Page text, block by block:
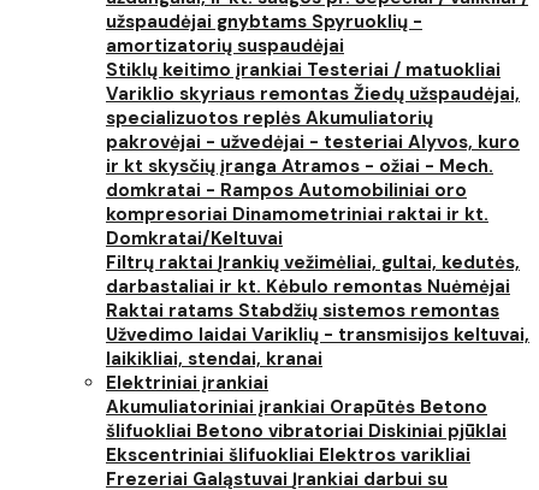
užspaudėjai gnybtams Spyruoklių -
amortizatorių suspaudėjai
Stiklų keitimo įrankiai Testeriai / matuokliai
Variklio skyriaus remontas Žiedų užspaudėjai,
specializuotos replės Akumuliatorių
pakrovėjai - užvedėjai - testeriai Alyvos, kuro
ir kt skysčių įranga Atramos - ožiai - Mech.
domkratai - Rampos Automobiliniai oro
kompresoriai Dinamometriniai raktai ir kt.
Domkratai/Keltuvai
Filtrų raktai Įrankių vežimėliai, gultai, kedutės,
darbastaliai ir kt. Kėbulo remontas Nuėmėjai
Raktai ratams Stabdžių sistemos remontas
Užvedimo laidai Variklių - transmisijos keltuvai,
laikikliai, stendai, kranai
Elektriniai įrankiai
Akumuliatoriniai įrankiai Orapūtės Betono
šlifuokliai Betono vibratoriai Diskiniai pjūklai
Ekscentriniai šlifuokliai Elektros varikliai
Frezeriai Galąstuvai Įrankiai darbui su